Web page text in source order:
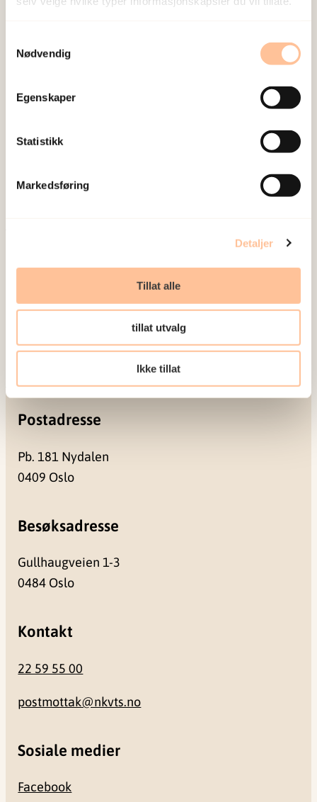
Nødvendig
Egenskaper
Statistikk
Markedsføring
Detaljer
Tillat alle
tillat utvalg
Ikke tillat
Sist redigert:
8. august 2026
om vold og traumatisk stress. Formålet er å bidra
sosiale konsekvensene som vold og traumatisk
Ansatte
Publikasjoner
Seminarer og arrangementer
Meld deg på vårt nyhetsbrev
Postadresse
Pb. 181 Nydalen
0409 Oslo
Besøksadresse
Gullhaugveien 1-3
0484 Oslo
Kontakt
22 59 55 00
postmottak@nkvts.no
Sosiale medier
Facebook